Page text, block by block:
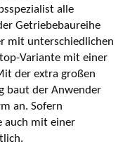
alle
Getriebebaureihe
mit unterschiedlichen
Variante mit einer
der extra großen
baut der Anwender
an. Sofern
auch mit einer